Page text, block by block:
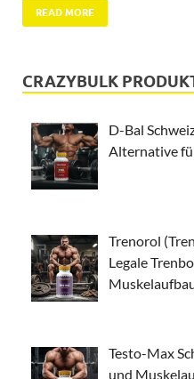
READ MORE
CRAZYBULK
D-Bal
Alternative
Trenorol
Legale
Testo-Max
und